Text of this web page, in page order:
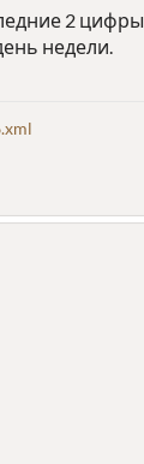
2
недели.